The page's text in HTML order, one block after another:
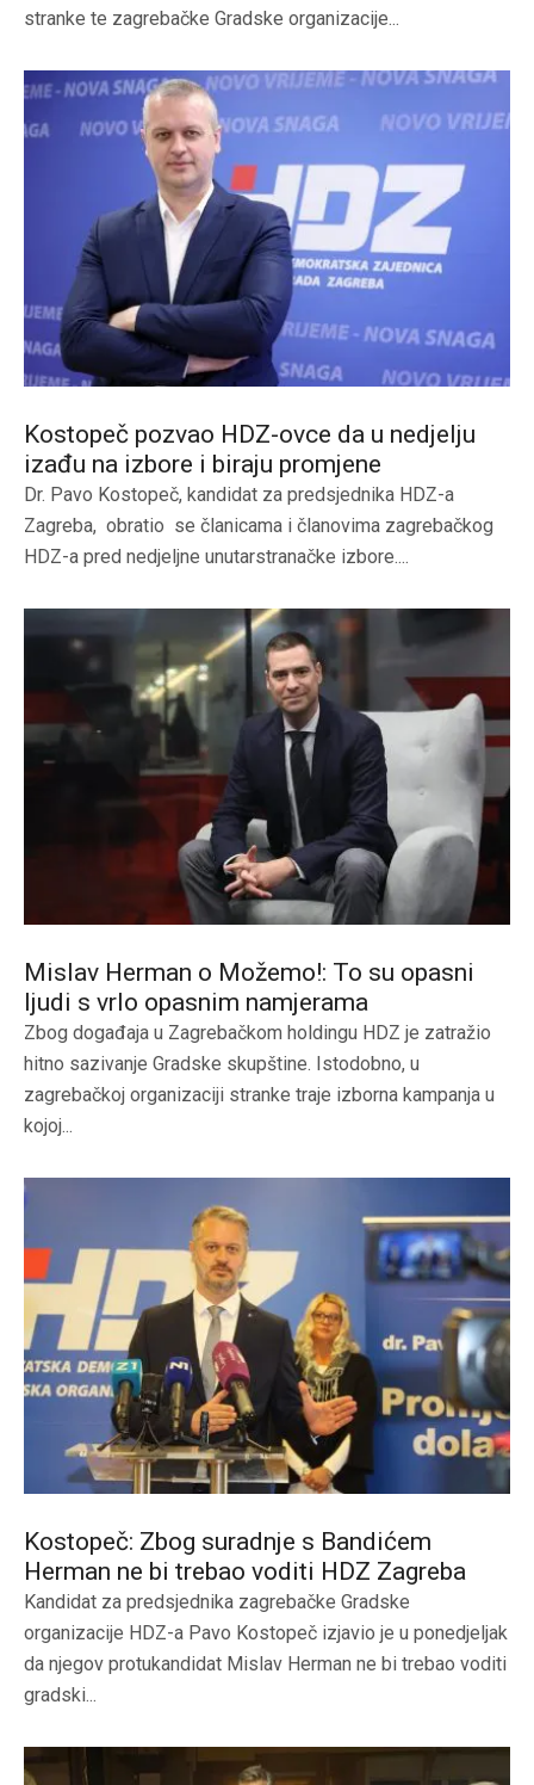
stranke te zagrebačke Gradske organizacije...
Kostopeč pozvao HDZ-ovce da u nedjelju
izađu na izbore i biraju promjene
Dr. Pavo Kostopeč, kandidat za predsjednika HDZ-a
Zagreba, obratio se članicama i članovima zagrebačkog
HDZ-a pred nedjeljne unutarstranačke izbore....
Mislav Herman o Možemo!: To su opasni
ljudi s vrlo opasnim namjerama
Zbog događaja u Zagrebačkom holdingu HDZ je zatražio
hitno sazivanje Gradske skupštine. Istodobno, u
zagrebačkoj organizaciji stranke traje izborna kampanja u
kojoj...
Kostopeč: Zbog suradnje s Bandićem
Herman ne bi trebao voditi HDZ Zagreba
Kandidat za predsjednika zagrebačke Gradske
organizacije HDZ-a Pavo Kostopeč izjavio je u ponedjeljak
da njegov protukandidat Mislav Herman ne bi trebao voditi
gradski...